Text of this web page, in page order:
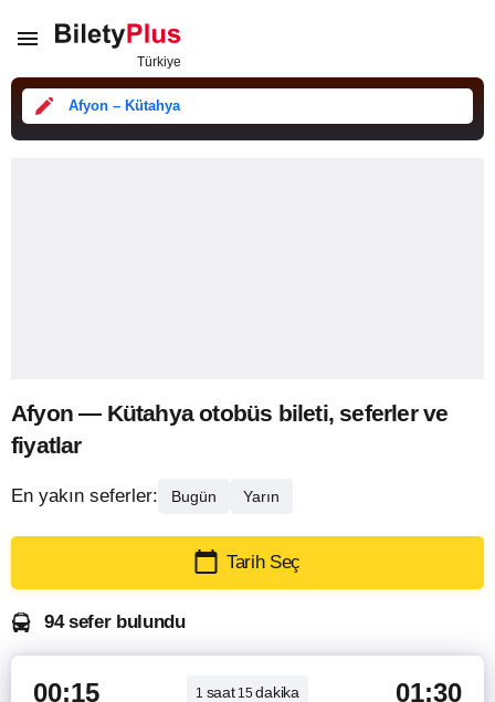
Afyon – Kütahya
Afyon — Kütahya otobüs bileti, seferler ve
fiyatlar
En yakın seferler: Bugün Yarın
Tarih Seç
94 sefer bulundu
00:15 1 saat15dakika 01:30